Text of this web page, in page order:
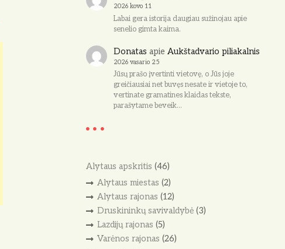
2026 kovo 11
Labai gera istorija daugiau sužinojau apie
senelio gimta kaima.
Donatas apie Aukštadvario piliakalnis
2026 vasario 25
Jūsų prašo įvertinti vietovę, o Jūs joje
greičiausiai net buvęs nesate ir vietoje to,
vertinate gramatines klaidas tekste,
parašytame beveik…
Alytaus apskritis (46)
Alytaus miestas (2)
Alytaus rajonas (12)
Druskininkų savivaldybė(3)
Lazdijų rajonas (5)
Varėnos rajonas (26)